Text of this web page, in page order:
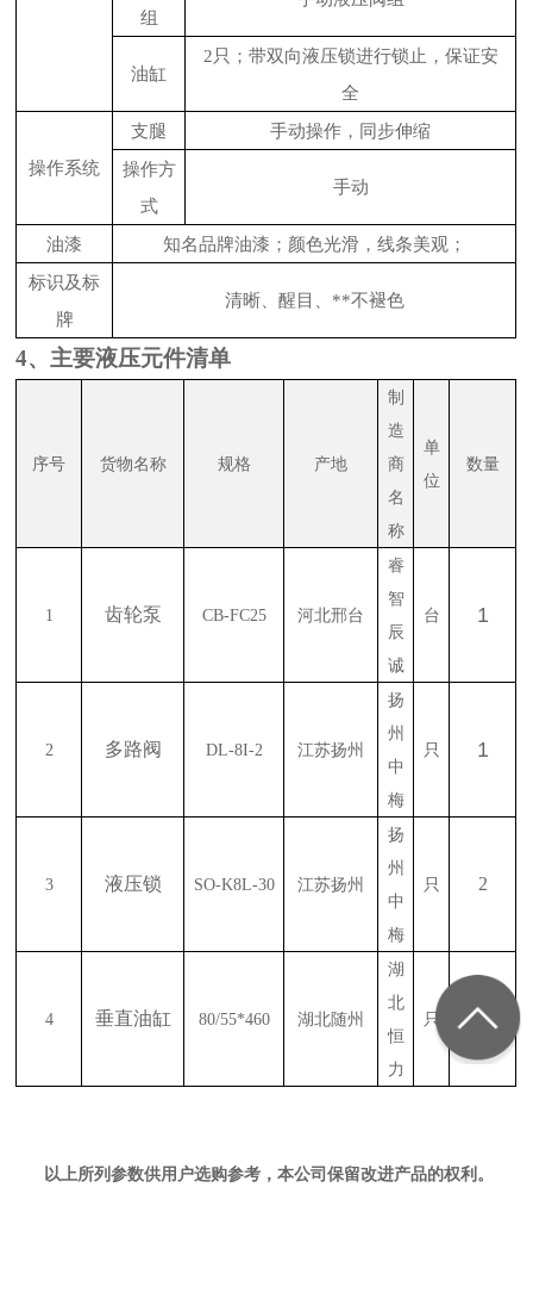
组
油缸
2只；带双向液压锁进行锁止，保证安
全
操作系统
支腿
手动操作，同步伸缩
操作方
式
手动
油漆
知名品牌油漆；颜色光滑，线条美观；
标识及标
牌
清晰、醒目、**不褪色
4、主要液压元件清单
序号 货物名称 规格 产地
制
造
商
名
称
单
位
数量
1 齿轮泵 CB-FC25 河北邢台
睿
智
辰
诚
台 1
2 多路阀 DL-8I-2 江苏扬州
扬
州
中
梅
只 1
3 液压锁 SO-K8L-30 江苏扬州
扬
州
中
梅
只 2
4 垂直油缸 80/55*460 湖北随州
湖
北
恒
力
只 2
以上所列参数供用户选购参考，本公司保留改进产品的权利。